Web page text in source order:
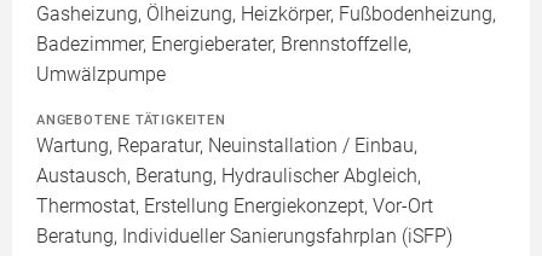
Gasheizung, Ölheizung, Heizkörper, Fußbodenheizung,
Badezimmer, Energieberater, Brennstoffzelle,
Umwälzpumpe
ANGEBOTENE TÄTIGKEITEN
Wartung, Reparatur, Neuinstallation / Einbau,
Austausch, Beratung, Hydraulischer Abgleich,
Thermostat, Erstellung Energiekonzept, Vor-Ort
Beratung, Individueller Sanierungsfahrplan (iSFP)